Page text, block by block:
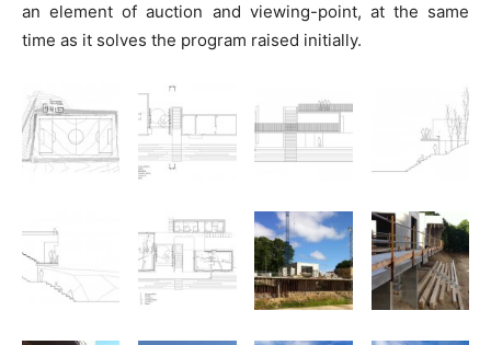
an element of auction and viewing-point, at the same
time as it solves the program raised initially.